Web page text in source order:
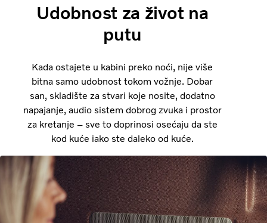
Udobnost za život na
putu
Kada ostajete u kabini preko noći, nije više
bitna samo udobnost tokom vožnje. Dobar
san, skladište za stvari koje nosite, dodatno
napajanje, audio sistem dobrog zvuka i prostor
za kretanje – sve to doprinosi osećaju da ste
kod kuće iako ste daleko od kuće.